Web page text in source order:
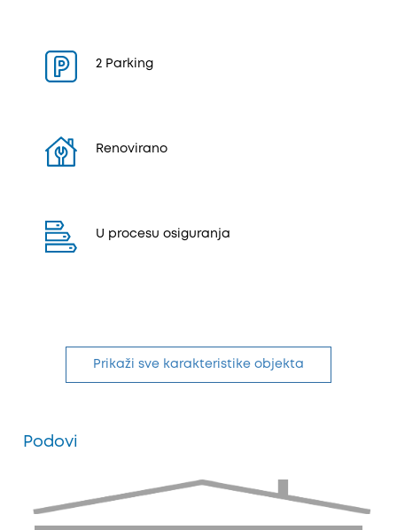
2 Parking
Renovirano
U procesu osiguranja
Prikaži sve karakteristike objekta
Podovi